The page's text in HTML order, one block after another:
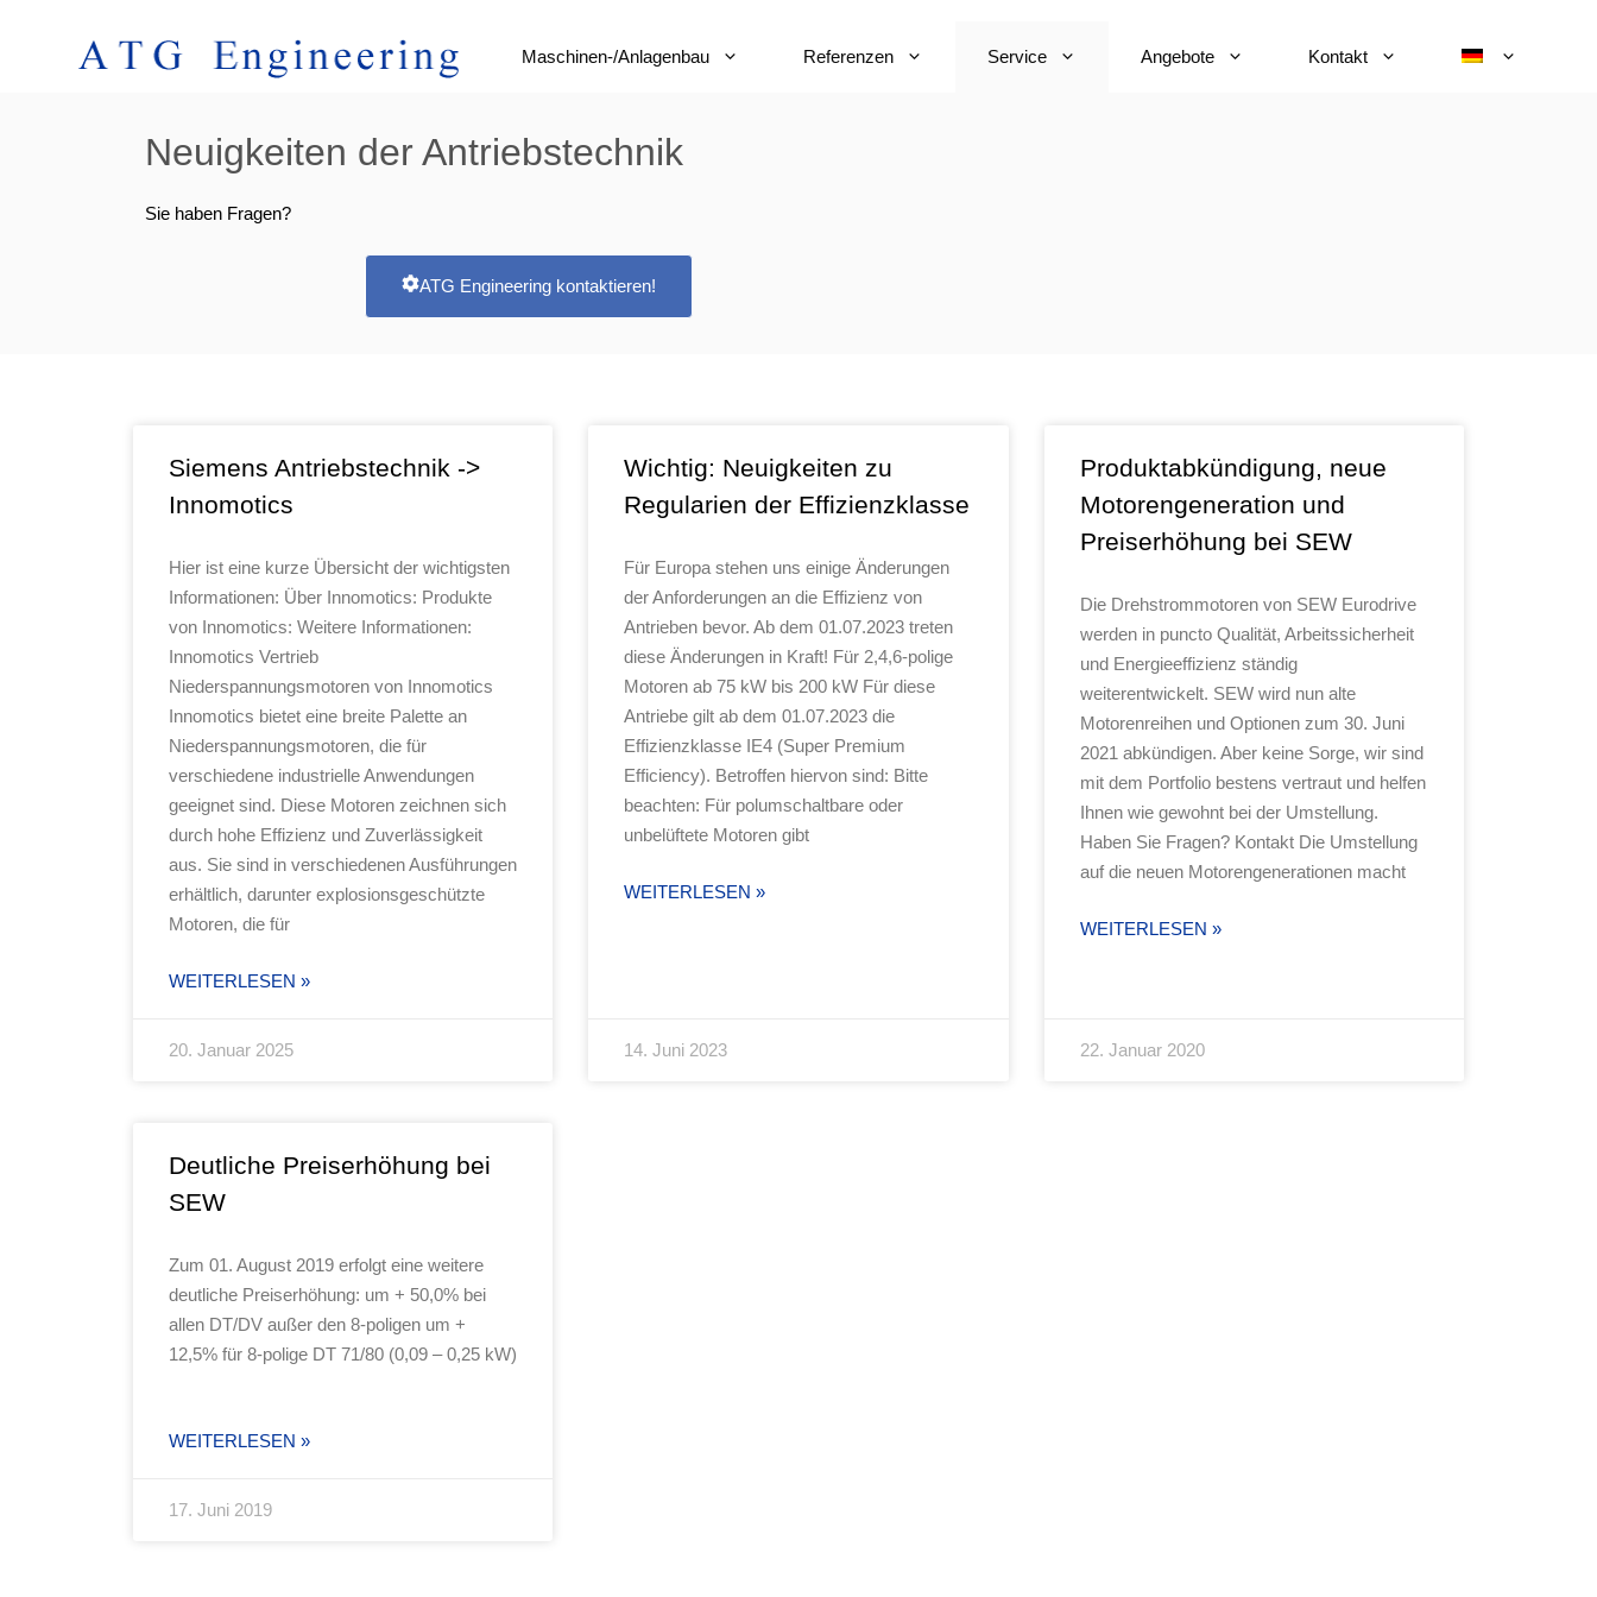
Maschinen-/Anlagenbau Referenzen Service Angebote Kontakt
Neuigkeiten der Antriebstechnik
Sie haben Fragen?
ATG Engineering kontaktieren!
Siemens Antriebstechnik ->
Innomotics
Hier ist eine kurze Übersicht der wichtigsten
Informationen: Über Innomotics: Produkte
von Innomotics: Weitere Informationen:
Innomotics Vertrieb
Niederspannungsmotoren von Innomotics
Innomotics bietet eine breite Palette an
Niederspannungsmotoren, die für
verschiedene industrielle Anwendungen
geeignet sind. Diese Motoren zeichnen sich
durch hohe Effizienz und Zuverlässigkeit
aus. Sie sind in verschiedenen Ausführungen
erhältlich, darunter explosionsgeschützte
Motoren, die für
WEITERLESEN »
20. Januar 2025
Wichtig: Neuigkeiten zu
Regularien der Effizienzklasse
Für Europa stehen uns einige Änderungen
der Anforderungen an die Effizienz von
Antrieben bevor. Ab dem 01.07.2023 treten
diese Änderungen in Kraft! Für 2,4,6-polige
Motoren ab 75 kW bis 200 kW Für diese
Antriebe gilt ab dem 01.07.2023 die
Effizienzklasse IE4 (Super Premium
Efficiency). Betroffen hiervon sind: Bitte
beachten: Für polumschaltbare oder
unbelüftete Motoren gibt
WEITERLESEN »
14. Juni 2023
Produktabkündigung, neue
Motorengeneration und
Preiserhöhung bei SEW
Die Drehstrommotoren von SEW Eurodrive
werden in puncto Qualität, Arbeitssicherheit
und Energieeffizienz ständig
weiterentwickelt. SEW wird nun alte
Motorenreihen und Optionen zum 30. Juni
2021 abkündigen. Aber keine Sorge, wir sind
mit dem Portfolio bestens vertraut und helfen
Ihnen wie gewohnt bei der Umstellung.
Haben Sie Fragen? Kontakt Die Umstellung
auf die neuen Motorengenerationen macht
WEITERLESEN »
22. Januar 2020
Deutliche Preiserhöhung bei
SEW
Zum 01. August 2019 erfolgt eine weitere
deutliche Preiserhöhung: um + 50,0% bei
allen DT/DV außer den 8-poligen um +
12,5% für 8-polige DT 71/80 (0,09 – 0,25 kW)
WEITERLESEN »
17. Juni 2019